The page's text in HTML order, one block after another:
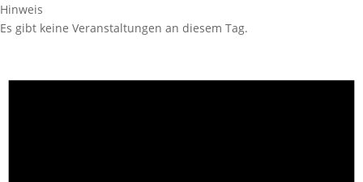
Hinweis
Es gibt keine Veranstaltungen an diesem Tag.